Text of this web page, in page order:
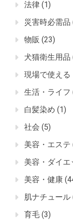
法律 (1)
災害時必需品
物販 (23)
犬猫衛生用品
現場で使える
生活・ライフ
白髪染め (1)
社会 (5)
美容・エステ
美容・ダイ
美容・健康
肌ナチュール
育毛 (3)